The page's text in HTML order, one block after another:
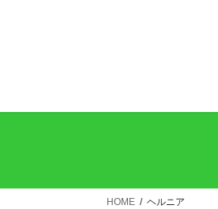
HOME ヘルニア